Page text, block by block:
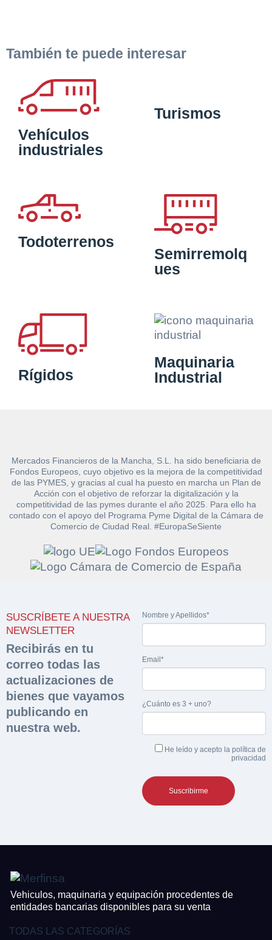
También te puede interesar
Vehículos
industriales
Turismos
Todoterrenos
Semirremolq
ues
Rígidos
Maquinaria
Industrial
Mercados Financieros de la Mancha, S.L. ha sido beneficiaria de
Fondos Europeos, cuyo objetivo es la mejora de la competitividad
de las PYMES, y gracias al cual ha puesto en marcha un Plan de
Acción con el objetivo de reforzar la digitalización y la
competitividad de las pymes durante el año 2025. Para ello ha
contado con el apoyo del Programa Pyme Digital de la Cámara de
Comercio de Ciudad Real. #EuropaSeSiente
SUSCRÍBETE A NUESTRA
NEWSLETTER
Recibirás en tu
correo todas las
actualizaciones de
bienes que vayamos
publicando en
nuestra web.
Nombre y Apellidos*
Email*
¿Cuánto es 3 + uno?
He leído y acepto la política de
privacidad
Vehiculos, maquinaria y equipación procedentes de
entidades bancarias disponibles para su venta
TODAS LAS CATEGORÍAS
Solicitar
documentación
sobre la peritación
Rellene este formulario y recibirá en su email el
enlace para descargar la documentación
Nombre y Apellidos*
Acepto la
Hacer Oferta
Razón social*
Teléfono*
Nombre y Apellidos*
continuación confirma que estás de acuerdo con ambas.
Sobre Merfinsa
Venta de bienes muebles